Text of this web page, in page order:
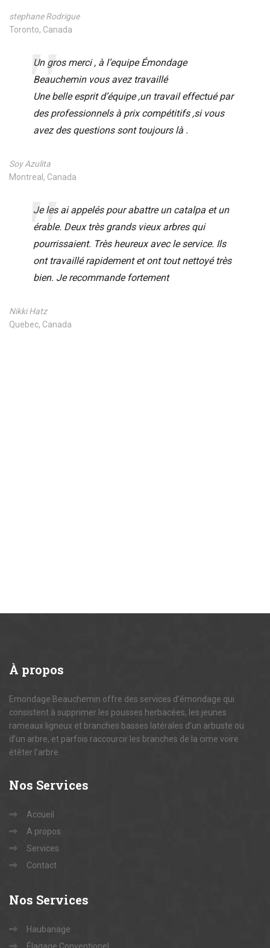
stephane Rodrigue
Toronto, Canada
Un gros merci , à l’equipe Émondage
Beauchemin vous avez travaillé
Une belle esprit d’équipe ,un travail effectué par
des professionnels à prix compétitifs ,si vous
avez des questions sont toujours là .
Soy Azulita
Montreal, Canada
Je les ai appelés pour abattre un catalpa et un
érable. Deux très grands vieux arbres qui
pourrissaient. Très heureux avec le service. Ils
ont travaillé rapidement et ont tout nettoyé très
bien. Je recommande fortement
Nikki Hatz
Quebec, Canada
À propos
Emondage Beauchemin offre des services d’émondage qui
consistent à supprimer les pousses herbacées, les jeunes
rameaux ligneux et branches basses latérales d’un arbuste ou
d’un arbre, et parfois raccourcir les branches de la cime voire
étêter l’arbre.
Nos Services
Accueil
A propos
Services
Contact
Nos Services
Haubanage